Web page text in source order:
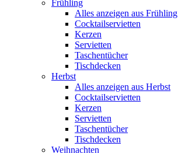
Frühling
Alles anzeigen aus Frühling
Cocktailservietten
Kerzen
Servietten
Taschentücher
Tischdecken
Herbst
Alles anzeigen aus Herbst
Cocktailservietten
Kerzen
Servietten
Taschentücher
Tischdecken
Weihnachten